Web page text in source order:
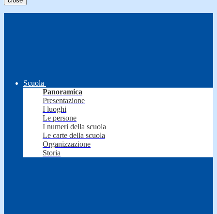
Scuola
Panoramica
Presentazione
I luoghi
Le persone
I numeri della scuola
Le carte della scuola
Organizzazione
Storia